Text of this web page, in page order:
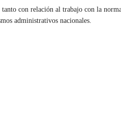
con relación al trabajo con la
administrativos nacionales.